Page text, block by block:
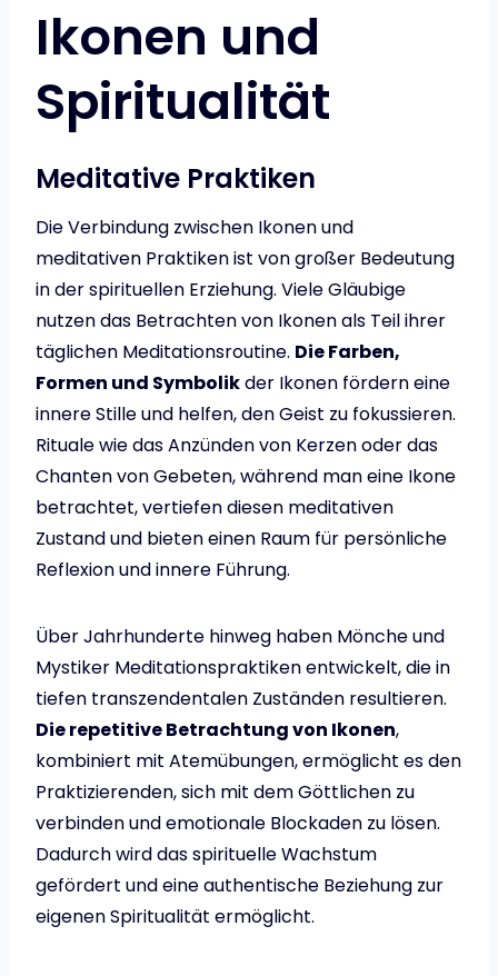
Ikonen und
Spiritualität
Meditative Praktiken
Die Verbindung zwischen Ikonen und
meditativen Praktiken ist von großer Bedeutung
in der spirituellen Erziehung. Viele Gläubige
nutzen das Betrachten von Ikonen als Teil ihrer
täglichen Meditationsroutine. Die Farben,
Formen und Symbolikder Ikonen fördern eine
innere Stille und helfen, den Geist zu fokussieren.
Rituale wie das Anzünden von Kerzen oder das
Chanten von Gebeten, während man eine Ikone
betrachtet, vertiefen diesen meditativen
Zustand und bieten einen Raum für persönliche
Reflexion und innere Führung.
Über Jahrhunderte hinweg haben Mönche und
Mystiker Meditationspraktiken entwickelt, die in
tiefen transzendentalen Zuständen resultieren.
Die repetitive Betrachtung von Ikonen,
kombiniert mit Atemübungen, ermöglicht es den
Praktizierenden, sich mit dem Göttlichen zu
verbinden und emotionale Blockaden zu lösen.
Dadurch wird das spirituelle Wachstum
gefördert und eine authentische Beziehung zur
eigenen Spiritualität ermöglicht.